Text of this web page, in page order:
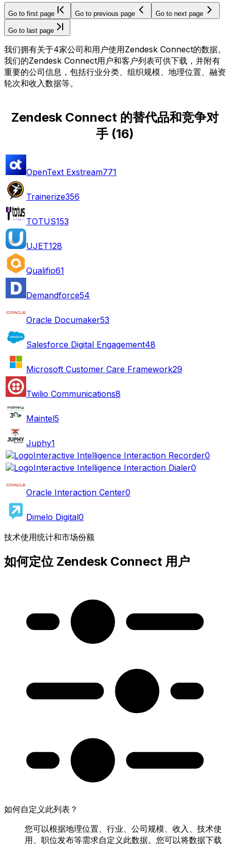
Go to first page Go to previous page Go to next page
Go to last page
我们拥有关于4家公司和用户使用Zendesk Connect的数据。
我们的Zendesk Connect用户和客户列表可供下载，并附有
重要的公司信息，包括行业分类、组织规模、地理位置、融资
轮次和收入数据等。
Zendesk Connect 的替代品和竞争对
手 (16)
OpenText Exstream771
Trainerize356
TOTUS153
UJET128
Qualifio61
Demandforce54
Oracle Documaker53
Salesforce Digital Engagement48
Microsoft Customer Care Framework29
Twilio Communications8
Maintel5
Juphy1
Interactive Intelligence Interaction Recorder0
Interactive Intelligence Interaction Dialer0
Oracle Interaction Center0
Dimelo Digital0
技术使用统计和市场份额
如何定位 Zendesk Connect 用户
如何自定义此列表？
您可以根据地理位置、行业、公司规模、收入、技术使
用、职位发布等需求自定义此数据。您可以将数据下载